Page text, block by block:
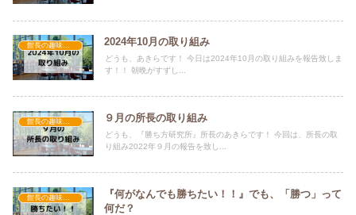
館長の趣味・進捗 2024年10月の取り組み
どうも、あきらです！ 今日は2024年10月の取り組みを報告致しま
す！！ 朝晩がすずし...
館長の趣味・進捗 ９月の所長の取り組み
どうも、『勝ち方研究所』所長のあきらです！ 今回は、所長の取
り組み2022年９月の報告を致し...
館長の趣味・進捗
『何がなんでも勝ちたい！！』でも、「勝つ」って
何だ？